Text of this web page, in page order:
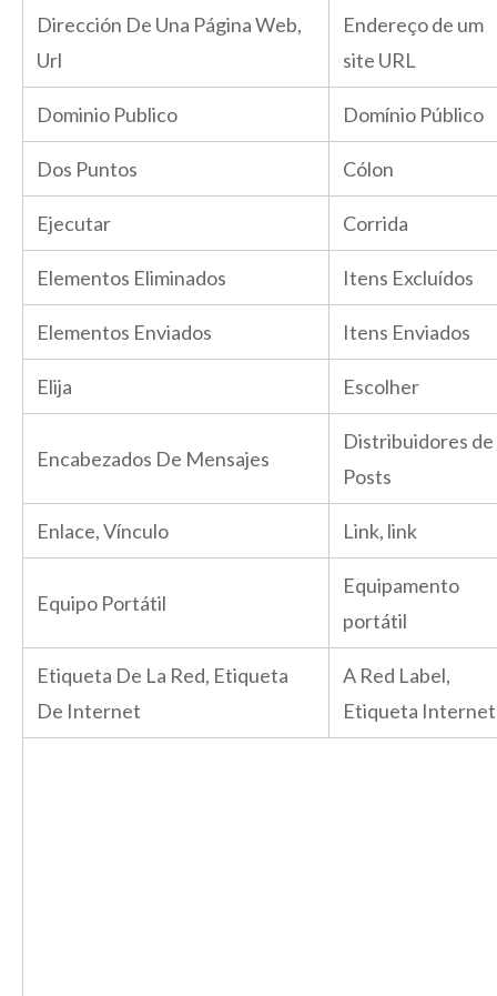
Dirección De Una Página Web,
Url
Endereço de um
site URL
Dominio Publico Domínio Público
Dos Puntos Cólon
Ejecutar Corrida
Elementos Eliminados Itens Excluídos
Elementos Enviados Itens Enviados
Elija Escolher
Encabezados De Mensajes
Distribuidores de
Posts
Enlace, Vínculo Link, link
Equipo Portátil
Equipamento
portátil
Etiqueta De La Red, Etiqueta
De Internet
A Red Label,
Etiqueta Internet